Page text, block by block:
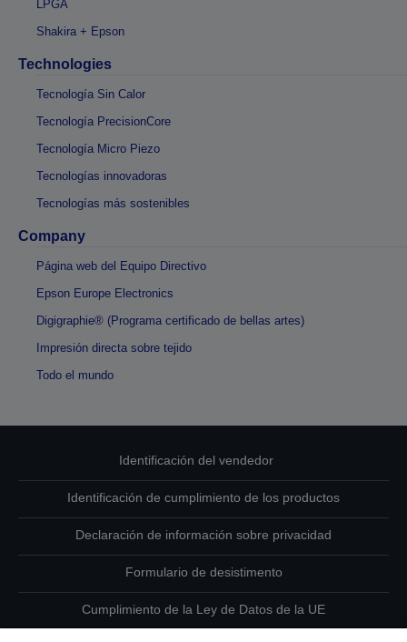
LPGA
Shakira + Epson
Technologies
Tecnología Sin Calor
Tecnología PrecisionCore
Tecnología Micro Piezo
Tecnologías innovadoras
Tecnologías más sostenibles
Company
Página web del Equipo Directivo
Epson Europe Electronics
Digigraphie® (Programa certificado de bellas artes)
Impresión directa sobre tejido
Todo el mundo
Identificación del vendedor
Identificación de cumplimiento de los productos
Declaración de información sobre privacidad
Formulario de desistimento
Cumplimiento de la Ley de Datos de la UE